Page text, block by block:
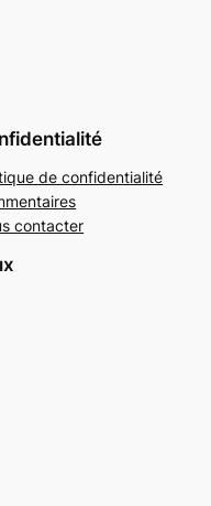
de confidentialité
contacter